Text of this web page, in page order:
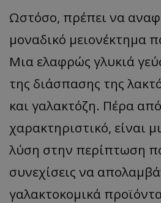
Ωστόσο, πρέπει να
μοναδικό μειονέκτημα
Μια ελαφρώς γλυκιά
της διάσπασης της
και γαλακτόζη. Πέρα
χαρακτηριστικό, είναι
λύση στην περίπτωση
συνεχίσεις να
γαλακτοκομικά